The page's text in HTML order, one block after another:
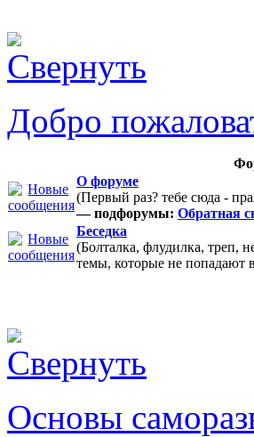
Добро
О форуме
(Первый раз? тебе сюда -
— подфорумы: Обратная
Беседка
(Болталка, флудилка, треп,
темы, которые не попадают
Основы